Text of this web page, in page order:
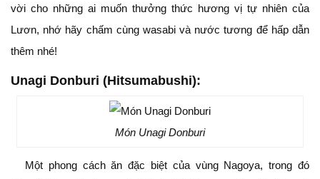
vời cho những ai muốn thưởng thức hương vị tự nhiên của
Lươn, nhớ hãy chấm cùng wasabi và nước tương để hấp dẫn
thêm nhé!
Unagi Donburi (Hitsumabushi):
Món Unagi Donburi
Một phong cách ăn đặc biệt của vùng Nagoya, trong đó